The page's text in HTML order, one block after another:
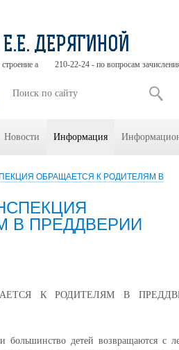
ОБРАЩАЕТСЯ К РОДИТЕЛЯМ В
В ПРЕДДВЕРИИ
К РОДИТЕЛЯМ В
большинство детей возвращаются с
ДЕРЯГИНОЙ
а 210-22-24 - по вопросам
Новости Информация